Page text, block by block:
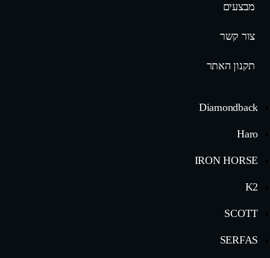
מבצעים
צור קשר
תקנון האתר
Diamondback
Haro
IRON HORSE
K2
SCOTT
SERFAS